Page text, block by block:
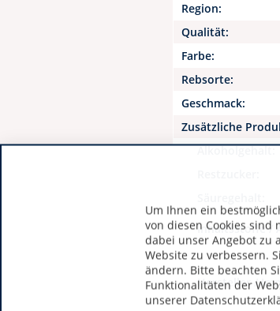
Region:
Qualität:
Farbe:
Rebsorte:
Geschmack:
Zusätzliche
Alkoholgehalt:
Inhaltsstoffe /
Hersteller /
Um Ihnen ein
von diesen Cookies
dabei unser Angebot zu
Website zu verbessern.
ändern. Bitte beachten
Funktionalitäten der
unserer